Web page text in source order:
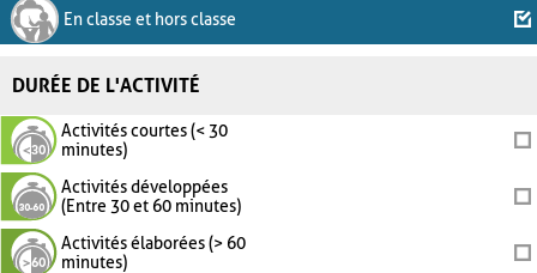
En classe et hors classe
DURÉE DE L'ACTIVITÉ
Activités courtes (< 30
minutes)
Activités développées
(Entre 30 et 60 minutes)
Activités élaborées (> 60
minutes)